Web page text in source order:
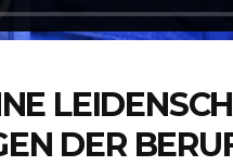
DER